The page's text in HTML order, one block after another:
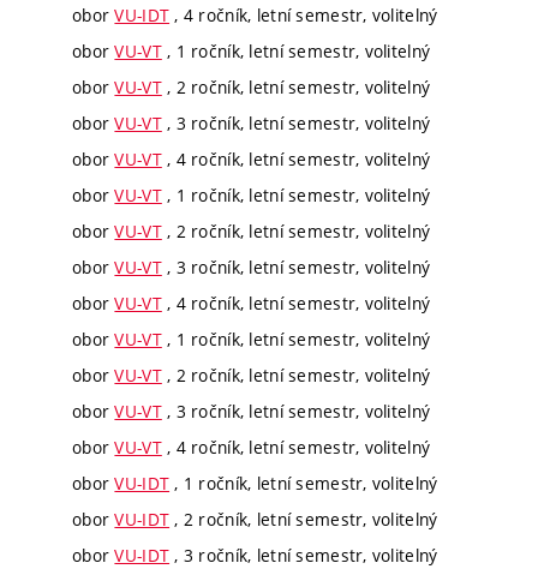
oborVU-IDT , 4 ročník, letní semestr, volitelný
oborVU-VT, 1 ročník, letní semestr, volitelný
oborVU-VT, 2 ročník, letní semestr, volitelný
oborVU-VT, 3 ročník, letní semestr, volitelný
oborVU-VT, 4 ročník, letní semestr, volitelný
oborVU-VT, 1 ročník, letní semestr, volitelný
oborVU-VT, 2 ročník, letní semestr, volitelný
oborVU-VT, 3 ročník, letní semestr, volitelný
oborVU-VT, 4 ročník, letní semestr, volitelný
oborVU-VT, 1 ročník, letní semestr, volitelný
oborVU-VT, 2 ročník, letní semestr, volitelný
oborVU-VT, 3 ročník, letní semestr, volitelný
oborVU-VT, 4 ročník, letní semestr, volitelný
oborVU-IDT , 1 ročník, letní semestr, volitelný
oborVU-IDT , 2 ročník, letní semestr, volitelný
oborVU-IDT , 3 ročník, letní semestr, volitelný